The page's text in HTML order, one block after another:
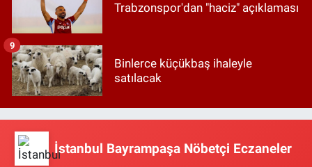
Trabzonspor'dan "haciz" açıklaması
Binlerce küçükbaş ihaleyle
satılacak
9
İstanbul Bayrampaşa Nöbetçi Eczaneler